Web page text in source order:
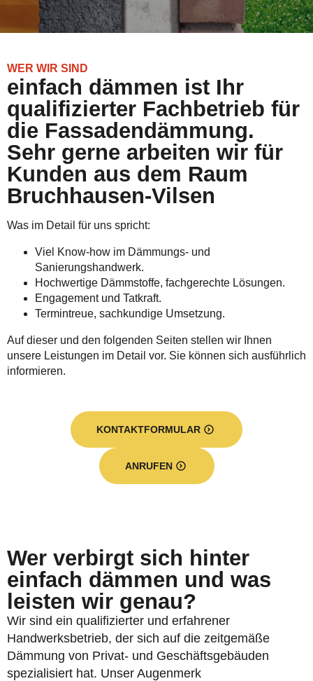
WER WIR SIND
einfach dämmen ist Ihr
qualifizierter Fachbetrieb für
die Fassadendämmung.
Sehr gerne arbeiten wir für
Kunden aus dem Raum
Bruchhausen-Vilsen
Was im Detail für uns spricht:
Viel Know-how im Dämmungs- und
Sanierungshandwerk.
Hochwertige Dämmstoffe, fachgerechte Lösungen.
Engagement und Tatkraft.
Termintreue, sachkundige Umsetzung.
Auf dieser und den folgenden Seiten stellen wir Ihnen
unsere Leistungen im Detail vor. Sie können sich ausführlich
informieren.
KONTAKTFORMULAR
ANRUFEN
Wer verbirgt sich hinter
einfach dämmen und was
leisten wir genau?
Wir sind ein qualifizierter und erfahrener
Handwerksbetrieb, der sich auf die zeitgemäße
Dämmung von Privat- und Geschäftsgebäuden
spezialisiert hat. Unser Augenmerk